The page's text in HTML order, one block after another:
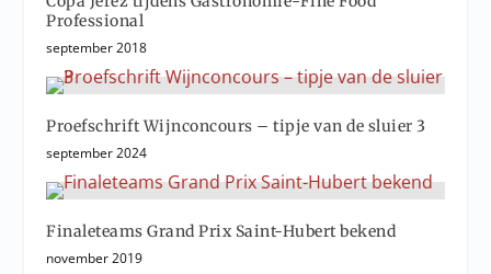
Professional
september 2018
Proefschrift Wijnconcours – tipje van de sluier 3
september 2024
Finaleteams Grand Prix Saint-Hubert bekend
november 2019